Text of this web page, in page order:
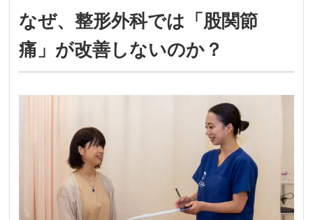
なぜ、整形外科では「股関節
痛」が改善しないのか？